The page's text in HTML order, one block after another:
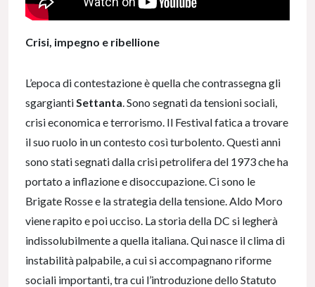
Crisi, impegno e ribellione
L’epoca di contestazione è quella che contrassegna gli
sgargianti Settanta . Sono segnati da tensioni sociali,
crisi economica e terrorismo. Il Festival fatica a trovare
il suo ruolo in un contesto così turbolento. Questi anni
sono stati segnati dalla crisi petrolifera del 1973 che ha
portato a inflazione e disoccupazione. Ci sono le
Brigate Rosse e la strategia della tensione. Aldo Moro
viene rapito e poi ucciso. La storia della DC si legherà
indissolubilmente a quella italiana. Qui nasce il clima di
instabilità palpabile, a cui si accompagnano riforme
sociali importanti, tra cui l’introduzione dello Statuto